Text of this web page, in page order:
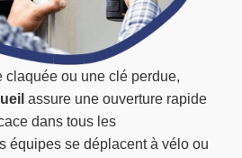
claquée ou une clé perdue,
assure une ouverture rapide
dans tous les
équipes se déplacent à vélo ou